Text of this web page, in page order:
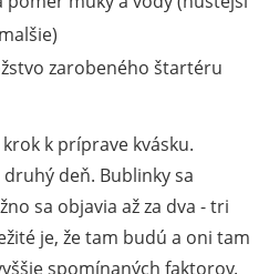
zarobeného štartéru
k príprave kvásku.
deň. Bublinky sa
sa objavia až za dva - tri
je, že tam budú a oni tam
spomínaných faktorov.